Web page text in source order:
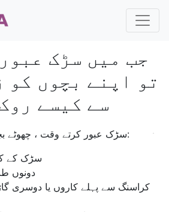
جب میں سڑک
تو اپنے بچوں کو
سے کیسے
سڑک عبور کرتے وقت ، چھوٹے بچوں کو یہ پڑھانا چاہئے:
سڑک کے
دونوں
کراسنگ سے پہلے کاروں یا دوسری